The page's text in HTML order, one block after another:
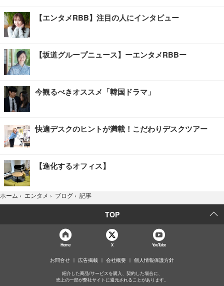
【エンタメRBB】注目の人にインタビュー
【坂道グループニュース】ーエンタメRBBー
今観るべきオススメ「韓国ドラマ」
快適デスクのヒントが満載！こだわりデスクツアー
【進化するオフィス】
ホーム › エンタメ › ブログ › 記事
TOP
Home X YouTube
お問合せ 広告掲載 会社概要 個人情報保護方針
紹介した商品/サービスを購入、契約した場合に、
売上の一部が弊社サイトに還元されることがあります。